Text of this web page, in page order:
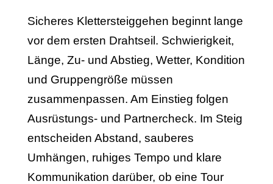
Sicheres Klettersteiggehen beginnt lange
vor dem ersten Drahtseil. Schwierigkeit,
Länge, Zu- und Abstieg, Wetter, Kondition
und Gruppengröße müssen
zusammenpassen. Am Einstieg folgen
Ausrüstungs- und Partnercheck. Im Steig
entscheiden Abstand, sauberes
Umhängen, ruhiges Tempo und klare
Kommunikation darüber, ob eine Tour